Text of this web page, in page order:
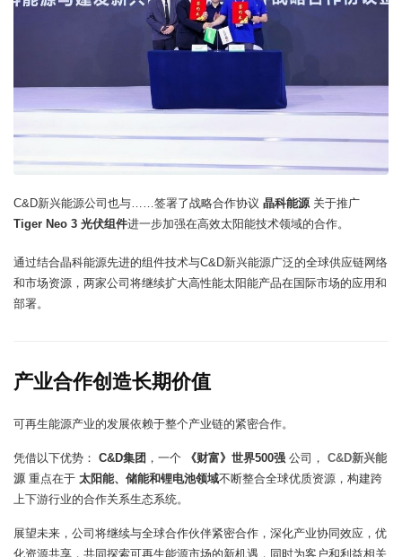
C&D新兴能源公司也与……签署了战略合作协议 晶科能源 关于推广
Tiger Neo 3 光伏组件进一步加强在高效太阳能技术领域的合作。
通过结合晶科能源先进的组件技术与C&D新兴能源广泛的全球供应链网络
和市场资源，两家公司将继续扩大高性能太阳能产品在国际市场的应用和
部署。
产业合作创造长期价值
可再生能源产业的发展依赖于整个产业链的紧密合作。
凭借以下优势： C&D集团 ，一个 《财富》世界500强 公司， C&D新兴能
源 重点在于 太阳能、储能和锂电池领域不断整合全球优质资源，构建跨
上下游行业的合作关系生态系统。
展望未来，公司将继续与全球合作伙伴紧密合作，深化产业协同效应，优
化资源共享，共同探索可再生能源市场的新机遇，同时为客户和利益相关